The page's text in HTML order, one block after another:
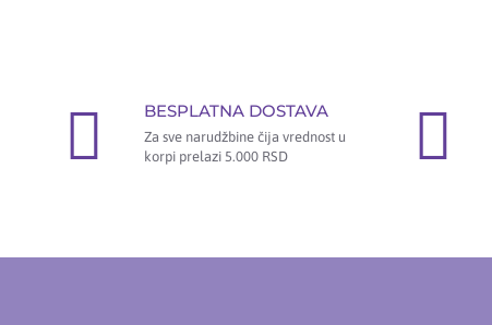
BESPLATNA DOSTAVA
Za sve narudžbine čija vrednost u
korpi prelazi 5.000 RSD